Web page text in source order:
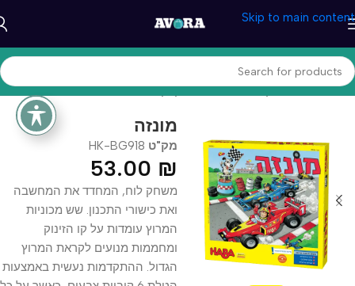
Skip to main content
עמוד הבית/משחקים וצעצעים/משחקי קופסא
מונזה
מק"ט HK-BG918
53.00 ₪
משחק לוח, המחדד את המחשבה
ואת כישורי התכנון. שש מכוניות
המרוץ עומדות על קו הזינוק
ומחממות מנועים לקראת המרוץ
הגדול. ההתקדמות נעשית באמצעות